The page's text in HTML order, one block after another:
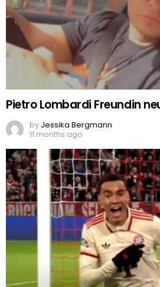
Pietro Lombardi Freundin
by Jessika Bergmann
11 months ago